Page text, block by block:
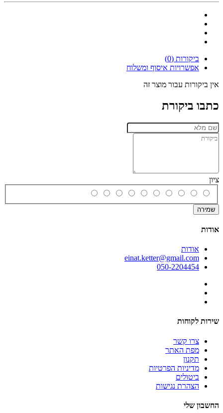
ביקורות (0)
אפשרויות איסוף ומשלוח
אין ביקורות עבור מוצר זה
כתבו ביקורת
ציון
שמירה
אודות
אודות
einat.ketter@gmail.com
050-2204454
שירות לקוחות
צרו קשר
מפת האתר
תקנון
מדיניות הפרטיות
ביטולים
הצהרת נגישות
החשבון שלי